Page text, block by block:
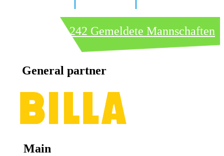
242 Gemeldete Mannschaften
General partner
Main